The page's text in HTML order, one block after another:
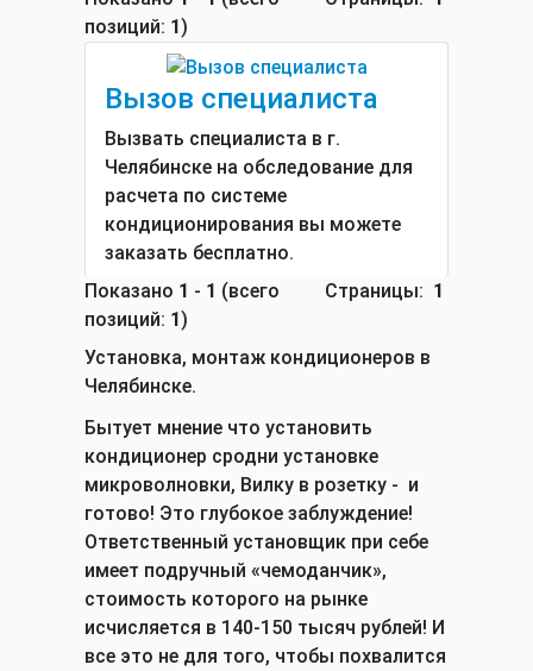
позиций: 1)
Вызов специалиста
Вызвать специалиста в г.
Челябинске на обследование для
расчета по системе
кондиционирования вы можете
заказать бесплатно.
Страницы: 1
Показано 1 - 1 (всего
позиций: 1)
Установка, монтаж кондиционеров в
Челябинске.
Бытует мнение что установить
кондиционер сродни установке
микроволновки, Вилку в розетку - и
готово! Это глубокое заблуждение!
Ответственный установщик при себе
имеет подручный «чемоданчик»,
стоимость которого на рынке
исчисляется в 140-150 тысяч рублей! И
все это не для того, чтобы похвалится